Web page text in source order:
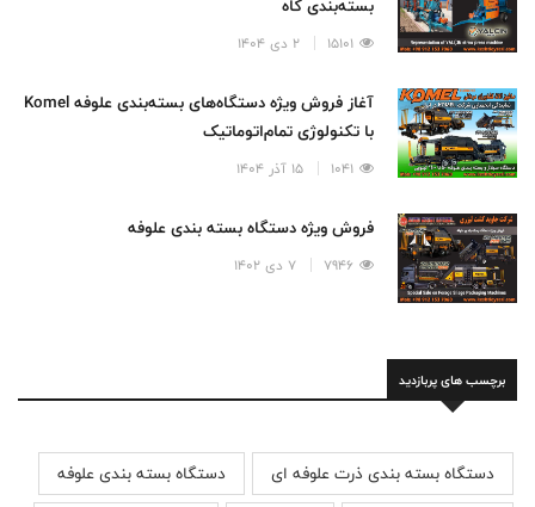
بسته‌بندی کاه
15101 2 دی 1404
آغاز فروش ویژه دستگاه‌های بسته‌بندی علوفه Komel
با تکنولوژی تمام‌اتوماتیک
1041 15 آذر 1404
فروش ویژه دستگاه بسته بندی علوفه
7946 7 دی 1402
برچسب های پربازدید
دستگاه بسته بندی ذرت علوفه ای
دستگاه بسته بندی علوفه